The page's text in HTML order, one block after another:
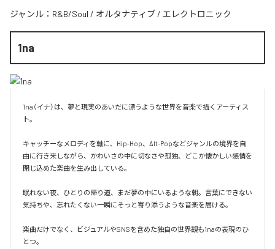
ジャンル： R&B/Soul / オルタナティブ / エレクトロニック
1na
1na（イナ）は、夢と現実のあいだに漂うような世界を音楽で描くアーティス
ト。
キャッチーなメロディを軸に、Hip-Hop、Alt-Popなどジャンルの境界を自
由に行き来しながら、かわいさの中に切なさや孤独、どこか懐かしい感情を
閉じ込めた楽曲を生み出している。
眠れない夜、ひとりの帰り道、まだ夢の中にいるような朝。言葉にできない
気持ちや、忘れたくない一瞬にそっと寄り添うような音楽を届ける。
楽曲だけでなく、ビジュアルやSNSを含めた独自の世界観も1naの表現のひ
とつ。